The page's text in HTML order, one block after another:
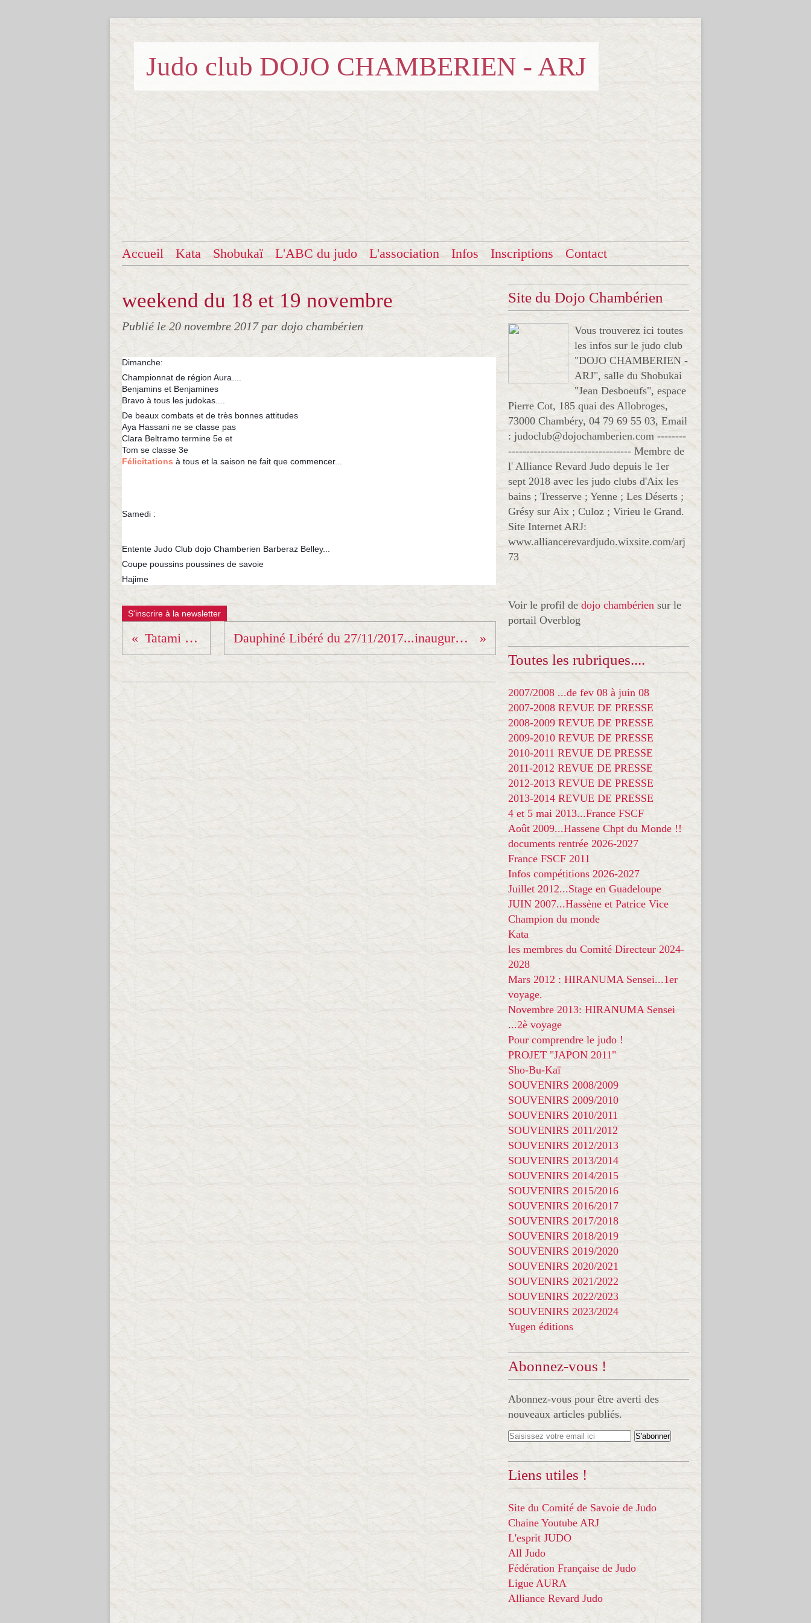
Judo club DOJO CHAMBERIEN - ARJ
Accueil Kata Shobukaï L'ABC du judo L'association Infos Inscriptions Contact
weekend du 18 et 19 novembre
Publié le 20 novembre 2017 par dojo chambérien
Dimanche:
Championnat de région Aura....
Benjamins et Benjamines
Bravo à tous les judokas....
De beaux combats et de très bonnes attitudes
Aya Hassani ne se classe pas
Clara Beltramo termine 5e et
Tom se classe 3e
Félicitations à tous et la saison ne fait que commencer...
Samedi :
Entente Judo Club dojo Chamberien Barberaz Belley...
Coupe poussins poussines de savoie
Hajime
S'inscrire à la newsletter
Tatami du Shobukai Dauphiné Libéré du 27/11/2017...inauguration + Album Photos Jean Luc Traïni
Site du Dojo Chambérien
Vous trouverez ici toutes
les infos sur le judo club
"DOJO CHAMBERIEN -
ARJ", salle du Shobukai
"Jean Desboeufs", espace
Pierre Cot, 185 quai des Allobroges,
73000 Chambéry, 04 79 69 55 03, Email
: judoclub@dojochamberien.com --------
---------------------------------- Membre de
l' Alliance Revard Judo depuis le 1er
sept 2018 avec les judo clubs d'Aix les
bains ; Tresserve ; Yenne ; Les Déserts ;
Grésy sur Aix ; Culoz ; Virieu le Grand.
Site Internet ARJ:
www.alliancerevardjudo.wixsite.com/arj
73
Voir le profil de dojo chambérien sur le
portail Overblog
Toutes les rubriques....
2007/2008 ...de fev 08 à juin 08
2007-2008 REVUE DE PRESSE
2008-2009 REVUE DE PRESSE
2009-2010 REVUE DE PRESSE
2010-2011 REVUE DE PRESSE
2011-2012 REVUE DE PRESSE
2012-2013 REVUE DE PRESSE
2013-2014 REVUE DE PRESSE
4 et 5 mai 2013...France FSCF
Août 2009...Hassene Chpt du Monde !!
documents rentrée 2026-2027
France FSCF 2011
Infos compétitions 2026-2027
Juillet 2012...Stage en Guadeloupe
JUIN 2007...Hassène et Patrice Vice
Champion du monde
Kata
les membres du Comité Directeur 2024-
2028
Mars 2012 : HIRANUMA Sensei...1er
voyage.
Novembre 2013: HIRANUMA Sensei
...2è voyage
Pour comprendre le judo !
PROJET "JAPON 2011"
Sho-Bu-Kaï
SOUVENIRS 2008/2009
SOUVENIRS 2009/2010
SOUVENIRS 2010/2011
SOUVENIRS 2011/2012
SOUVENIRS 2012/2013
SOUVENIRS 2013/2014
SOUVENIRS 2014/2015
SOUVENIRS 2015/2016
SOUVENIRS 2016/2017
SOUVENIRS 2017/2018
SOUVENIRS 2018/2019
SOUVENIRS 2019/2020
SOUVENIRS 2020/2021
SOUVENIRS 2021/2022
SOUVENIRS 2022/2023
SOUVENIRS 2023/2024
Yugen éditions
Abonnez-vous !
Abonnez-vous pour être averti des
nouveaux articles publiés.
Liens utiles !
Site du Comité de Savoie de Judo
Chaine Youtube ARJ
L'esprit JUDO
All Judo
Fédération Française de Judo
Ligue AURA
Alliance Revard Judo